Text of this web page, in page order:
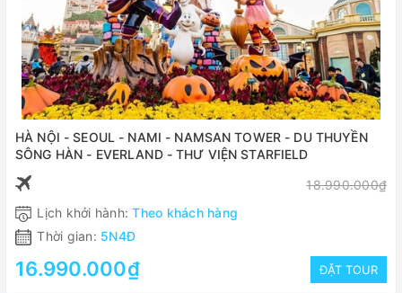
HÀ NỘI - SEOUL - NAMI - NAMSAN TOWER - DU THUYỀN
SÔNG HÀN - EVERLAND - THƯ VIỆN STARFIELD
18.990.000₫
Lịch khởi hành:Theo khách hàng
Thời gian: 5N4Đ
16.990.000₫ ĐẶT TOUR